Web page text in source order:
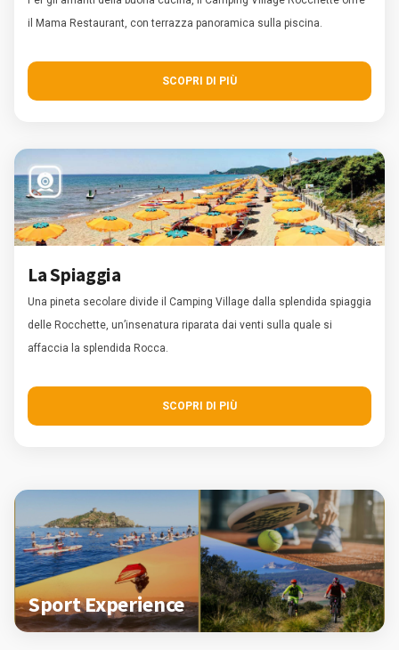
il Mama Restaurant, con terrazza panoramica sulla piscina.
SCOPRI DI PIÙ
La Spiaggia
Una pineta secolare divide il Camping Village dalla splendida spiaggia
delle Rocchette, un’insenatura riparata dai venti sulla quale si
affaccia la splendida Rocca.
SCOPRI DI PIÙ
Sport Experience